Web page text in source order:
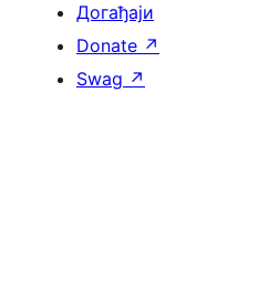
Догађаји
Donate ↗
Swag ↗